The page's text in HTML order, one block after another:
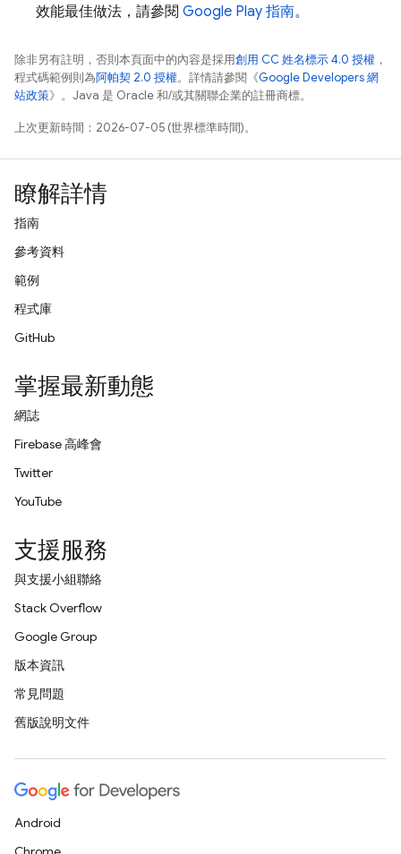
效能最佳做法，請參閱 Google Play 指南。
除非另有註明，否則本頁面中的內容是採用創用 CC 姓名標示 4.0 授權 ，
程式碼範例則為阿帕契 2.0 授權。詳情請參閱《Google Developers 網
站政策》。Java 是 Oracle 和/或其關聯企業的註冊商標。
上次更新時間：2026-07-05 (世界標準時間)。
瞭解詳情
指南
參考資料
範例
程式庫
GitHub
掌握最新動態
網誌
Firebase 高峰會
Twitter
YouTube
支援服務
與支援小組聯絡
Stack Overflow
Google Group
版本資訊
常見問題
舊版說明文件
Android